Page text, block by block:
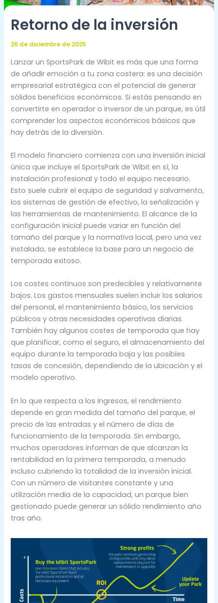
Retorno de la inversión
26 de diciembre de 2025
Lanzar un SportsPark de Wibit es más que una forma
de añadir emoción a tu zona costera: es una decisión
empresarial estratégica con el potencial de generar
sólidos beneficios económicos. Si estás pensando en
convertirte en operador o inversor de un parque, es útil
comprender los aspectos económicos básicos que
hay detrás de la diversión.
El modelo financiero comienza con una inversión inicial
única que incluye el SportsPark de Wibit en sí, la
instalación profesional y todo el equipo necesario.
Esto suele cubrir el equipo de seguridad y salvamento,
los sistemas de gestión de efectivo, la señalización y
las herramientas de mantenimiento. El alcance de la
configuración inicial puede variar en función del
tamaño del parque y la normativa local, pero una vez
instalado, se establece la base para un negocio de
temporada exitoso.
Los costes continuos son predecibles y relativamente
bajos. Los gastos mensuales suelen incluir los salarios
del personal, el mantenimiento básico, los servicios
públicos y otras necesidades operativas diarias.
También hay algunos costes de temporada que hay
que planificar, como el seguro, el almacenamiento del
equipo durante la temporada baja y las posibles
tasas de concesión, dependiendo de la ubicación y el
modelo operativo.
En lo que respecta a los ingresos, el rendimiento
depende en gran medida del tamaño del parque, el
precio de las entradas y el número de días de
funcionamiento de la temporada. Sin embargo,
muchos operadores informan de que alcanzan la
rentabilidad en la primera temporada, a menudo
incluso cubriendo la totalidad de la inversión inicial.
Con un número de visitantes constante y una
utilización media de la capacidad, un parque bien
gestionado puede generar un sólido rendimiento año
tras año.